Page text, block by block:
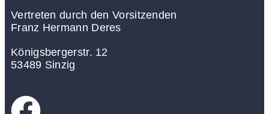
Vertreten durch den Vorsitzenden
Franz Hermann Deres
Königsbergerstr. 12
53489 Sinzig